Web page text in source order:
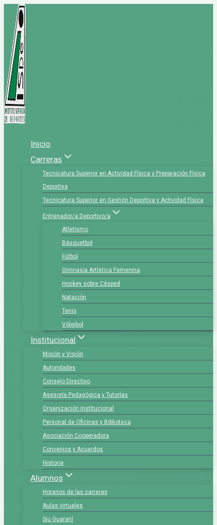
Saltar
contenido
Inicio
Carreras
Tecnicatura Superior en Actividad Física y Preparación Física
Deportiva
Tecnicatura Superior en Gestión Deportiva y Actividad Física
Entrenador/a Deportivo/a
Atletismo
Básquetbol
Fútbol
Gimnasia Artística Femenina
Hockey sobre Césped
Natación
Tenis
Vóleibol
Institucional
Misión y Visión
Autoridades
Consejo Directivo
Asesoría Pedagógica y Tutorías
Organización Institucional
Personal de Oficinas y Biblioteca
Asociación Cooperadora
Convenios y Acuerdos
Historia
Alumnos
Horarios de las carreras
Aulas virtuales
Siu Guaraní